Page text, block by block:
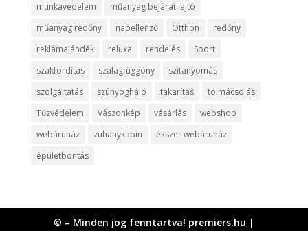
munkavédelem
műanyag bejárati ajtó
műanyag redőny
napellenző Otthon
redőny
reklámajándék
reluxa rendelés
Sport
szakfordítás
szalagfüggöny
szitanyomás
szolgáltatás
szúnyogháló takarítás
tolmácsolás
Tűzvédelem
Vászonkép vásárlás
webshop
webáruház
zuhanykabin
ékszer webáruház
épületbontás
© – Minden jog fenntartva! premiers.hu |